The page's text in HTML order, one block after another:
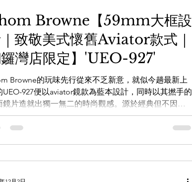
theWAREHOUSEoptic
the_WAREHOUSE_optic
銅鑼灣店： 銅鑼灣白沙道18號
電話：2882 5488 尖沙咀店： 九龍尖沙咀河內道18號
商場G14號鋪 電話：3575 9557 旺角店： 旺角登打士街
大廈地下,..
Browne【59mm大框設
致敬美式懷舊Aviator款式｜
灣店限定】'UEO-927'
Browne的玩味先行從來不乏新意，就似今趟最新上
UEO-927便以aviator鏡款為藍本設計，同時以其撚手的
鏡片造就出獨一無二的時尚觀感。源於經典但不因循
，這系列更備有多款不同玳瑁色以作選擇，可謂誠意
。 Whatsapp頻道：
wa.me/85256206685 【 the WAREHOUSE optic 日